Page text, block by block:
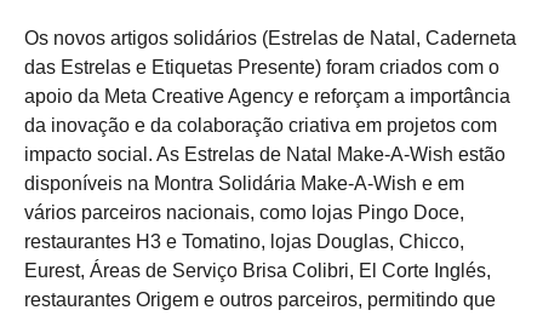
Os novos artigos solidários (Estrelas de Natal, Caderneta
das Estrelas e Etiquetas Presente) foram criados com o
apoio da Meta Creative Agency e reforçam a importância
da inovação e da colaboração criativa em projetos com
impacto social. As Estrelas de Natal Make-A-Wish estão
disponíveis na Montra Solidária Make-A-Wish e em
vários parceiros nacionais, como lojas Pingo Doce,
restaurantes H3 e Tomatino, lojas Douglas, Chicco,
Eurest, Áreas de Serviço Brisa Colibri, El Corte Inglés,
restaurantes Origem e outros parceiros, permitindo que